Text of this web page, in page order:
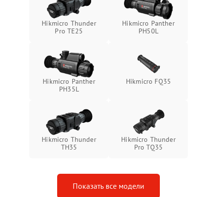
Неисправность системы
защиты от перегрева
1500 ₽ Подробнее →
Поломка системы защиты
от перенапряжения
Поломка системы защиты
Подробнее →
Hikmicro Thunder
Pro TE25
Hikmicro Panther
PH50L
Hikmicro Panther
PH35L
Hikmicro FQ35
Hikmicro Thunder
TH35
Hikmicro Thunder
Pro TQ35
Показать все модели